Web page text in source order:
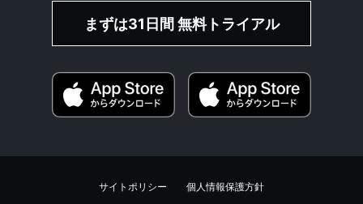
まずは31日間 無料トライアル
サイトポリシー 個人情報保護方針